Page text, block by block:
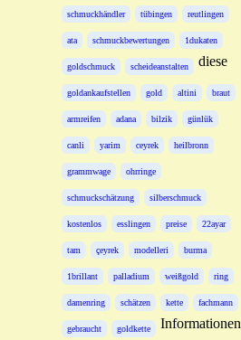
schmuckhändler tübingen reutlingen
ata schmuckbewertungen 1dukaten
goldschmuck scheideanstalten
goldankaufstellen gold altini braut
armreifen adana bilzik günlük
canli yarim ceyrek heilbronn
grammwage ohrringe
schmuckschätzung silberschmuck
kostenlos esslingen preise 22ayar
tam çeyrek modelleri burma
1brillant palladium weißgold ring
damenring schätzen kette fachmann
gebraucht goldkette
diese
Informationen